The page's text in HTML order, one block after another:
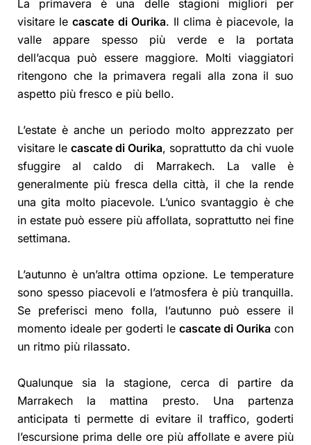
La primavera è una delle stagioni migliori per
visitare lecascate di Ourika. Il clima è piacevole, la
valle appare spesso più verde e la portata
dell’acqua può essere maggiore. Molti viaggiatori
ritengono che la primavera regali alla zona il suo
aspetto più fresco e più bello.
L’estate è anche un periodo molto apprezzato per
visitare le cascate di Ourika, soprattutto da chi vuole
sfuggire al caldo di Marrakech. La valle è
generalmente più fresca della città, il che la rende
una gita molto piacevole. L’unico svantaggio è che
in estate può essere più affollata, soprattutto nei fine
settimana.
L’autunno è un’altra ottima opzione. Le temperature
sono spesso piacevoli e l’atmosfera è più tranquilla.
Se preferisci meno folla, l’autunno può essere il
momento ideale per goderti le cascate di Ourika con
un ritmo più rilassato.
Qualunque sia la stagione, cerca di partire da
Marrakech la mattina presto. Una partenza
anticipata ti permette di evitare il traffico, goderti
l’escursione prima delle ore più affollate e avere più